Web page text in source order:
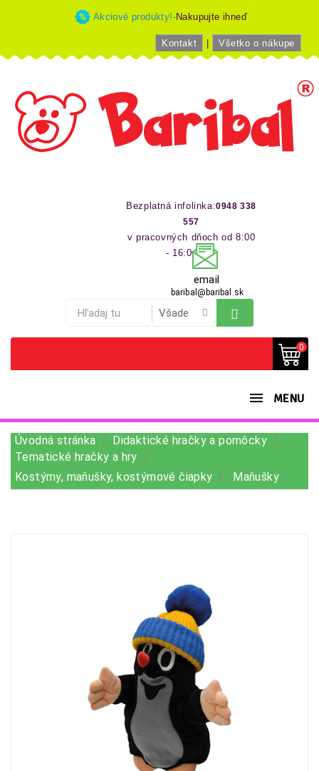
Akciové produkty!-Nakupujte ihneď
Kontakt Všetko o nákupe
Bezplatná infolinka:0948 338
557
v pracovných dňoch od 8:00
- 16:00 hod
email
baribal@baribal.sk
0
MENU
Úvodná stránka
Didaktické hračky a pomôcky
Tematické hračky a hry
Kostýmy, maňušky, kostýmové čiapky
Maňušky